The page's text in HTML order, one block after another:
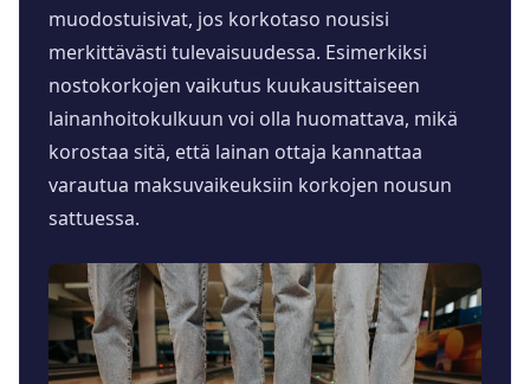
muodostuisivat, jos korkotaso nousisi
merkittävästi tulevaisuudessa. Esimerkiksi
nostokorkojen vaikutus kuukausittaiseen
lainanhoitokulkuun voi olla huomattava, mikä
korostaa sitä, että lainan ottaja kannattaa
varautua maksuvaikeuksiin korkojen nousun
sattuessa.